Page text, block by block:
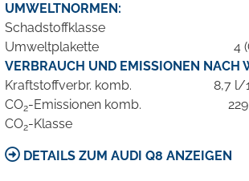
UMWELTNORMEN:
Schadstoffklasse
Umweltplakette
4
VERBRAUCH UND EMISSIONEN NACH
Kraftstoffverbr. komb.
8,7 l/
CO2-Emissionen komb.
CO2-Klasse
DETAILS ZUM AUDI Q8 ANZEIGEN